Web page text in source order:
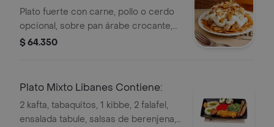
Plato fuerte con carne, pollo o cerdo
opcional, sobre pan árabe crocante,
cubierto con yogurt y almendras.
$ 64.350
Plato Mixto Libanes Contiene:
2 kafta, tabaquitos, 1 kibbe, 2 falafel,
ensalada tabule, salsas de berenjena,